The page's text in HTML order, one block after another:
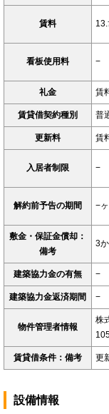
賃料 13.
看板使用料 −
礼金 賃
賃貸借契約種別 普
更新料 賃
入居者制限 −
解約前予告の期間 −
敷金・保証金償却：
備考
3
建築協力金の有無 −
建築協力金返済期間 −
物件管理者情報
株
賃貸借条件：備考 更
設備情報